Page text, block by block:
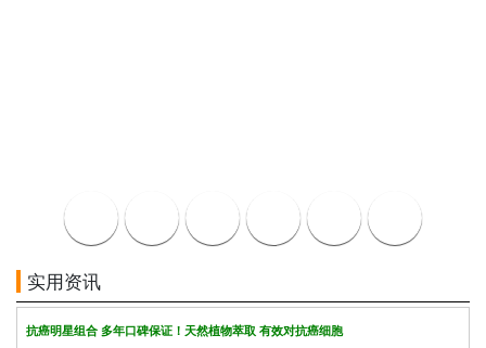
实用资讯
抗癌明星组合 多年口碑保证！天然植物萃取 有效对抗癌细胞